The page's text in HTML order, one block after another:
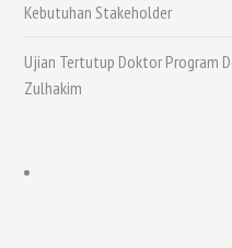
Kebutuhan Stakeholder
Ujian Tertutup Doktor Program
Zulhakim